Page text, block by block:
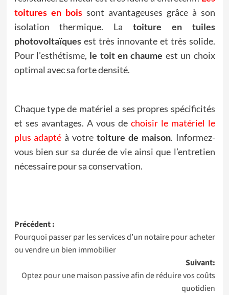
toitures en boissont avantageuses grâce à son
isolation thermique. La toiture en tuiles
photovoltaïques est très innovante et très solide.
Pour l’esthétisme, le toit en chaume est un choix
optimal avec sa forte densité.
Chaque type de matériel a ses propres spécificités
et ses avantages. A vous de choisir le matériel le
plus adapté à votre toiture de maison. Informez-
vous bien sur sa durée de vie ainsi que l’entretien
nécessaire pour sa conservation.
Navigation
d’article
Précédent :
Pourquoi passer par les services d’un notaire pour acheter
ou vendre un bien immobilier
Suivant:
Optez pour une maison passive afin de réduire vos coûts
quotidien